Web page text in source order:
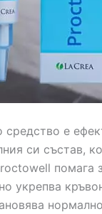
средство е
си състав,
помага
укрепва